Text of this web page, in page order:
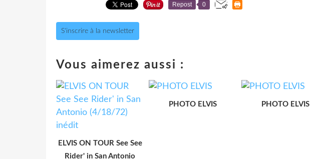
Repost 0
S'inscrire à la newsletter
Vous aimerez aussi :
ELVIS ON TOUR See See
Rider' in San Antonio
PHOTO ELVIS PHOTO ELVIS